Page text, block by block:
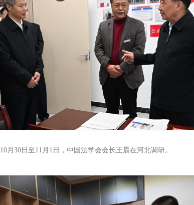
10月30日至11月1日，中国法学会会长王晨在河北调研。